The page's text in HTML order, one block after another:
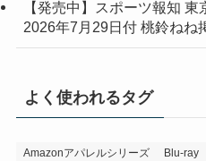
【発売中】スポーツ報知
2026年7月29日付 桃鈴ねね
よく使われるタグ
Amazonアパレルシリーズ Blu-ray